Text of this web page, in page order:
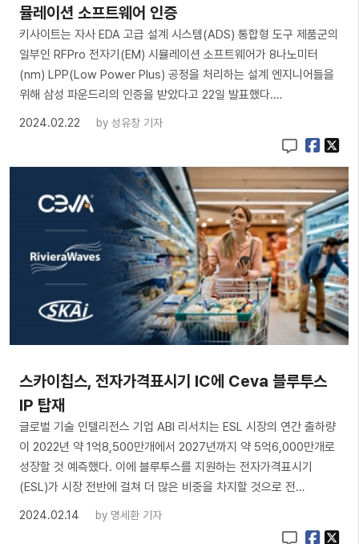
뮬레이션 소프트웨어 인증
키사이트는 자사 EDA 고급 설계 시스템(ADS) 통합형 도구 제품군의
일부인 RFPro 전자기(EM) 시뮬레이션 소프트웨어가 8나노미터
(nm) LPP(Low Power Plus) 공정을 처리하는 설계 엔지니어들을
위해 삼성 파운드리의 인증을 받았다고 22일 발표했다.…
2024.02.22
by 성유창 기자
스카이칩스, 전자가격표시기 IC에 Ceva 블루투스
IP 탑재
글로벌 기술 인텔리전스 기업 ABI 리서치는 ESL 시장의 연간 출하량
이 2022년 약 1억8,500만개에서 2027년까지 약 5억6,000만개로
성장할 것 예측했다. 이에 블루투스를 지원하는 전자가격표시기
(ESL)가 시장 전반에 걸쳐 더 많은 비중을 차지할 것으로 전…
2024.02.14
by 명세환 기자